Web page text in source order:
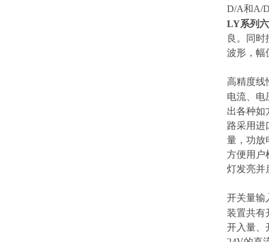
D/A和A/
LY系列
良。同时
波形，幅
高精度线
电流、电
出各种如
路采用进
量，功放
方便用户
灯发亮并
开关量输
装置共有
开入量、